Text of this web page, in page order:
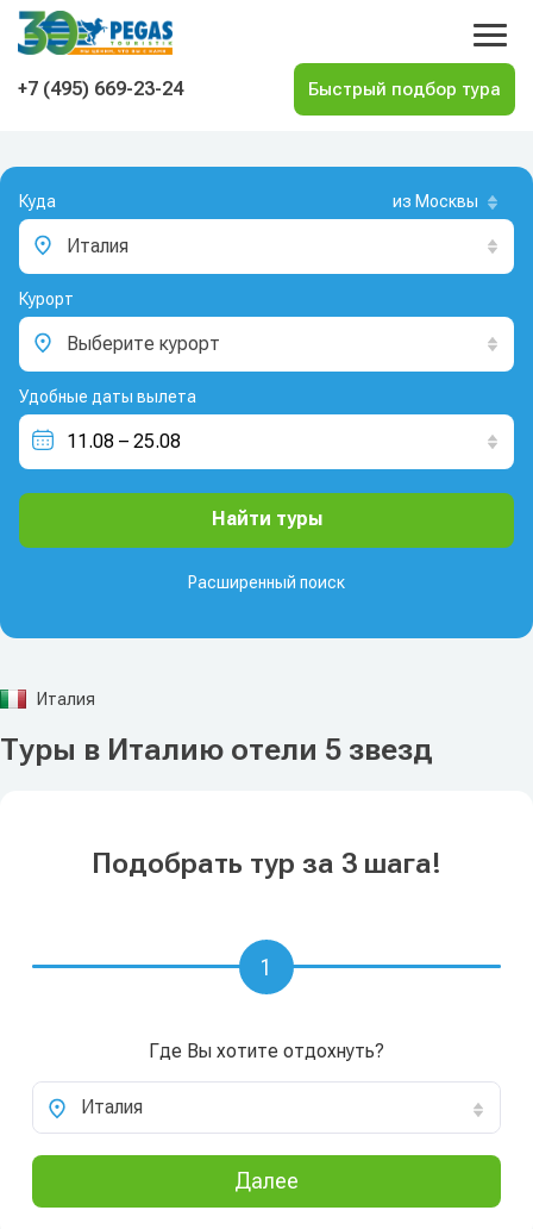
На главную
+7 (495) 669-23-24
Куда из Москвы
Италия
Курорт
Выберите курорт
Удобные даты вылета
Расширенный поиск
Найти туры
Италия
Туры в Италию отели 5 звезд
Подобрать тур за 3 шага!
Где Вы хотите отдохнуть?
Италия
Далее
1